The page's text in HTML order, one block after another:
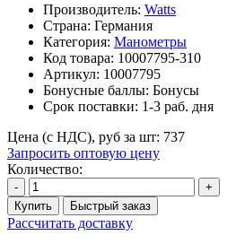
Производитель: Watts
Страна: Германия
Категория: Манометры
Код товара: 10007795-310
Артикул: 10007795
Бонусные баллы: Бонусы
Срок поставки: 1-3 раб. дня
Цена (с НДС), руб за шт: 737
Запросить оптовую цену
Количество:
-
+
Купить
Быстрый заказ
Рассчитать доставку